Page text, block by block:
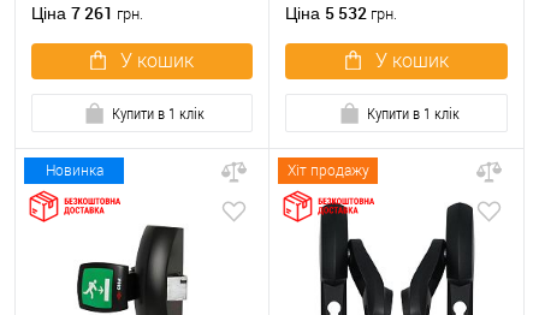
Ціна 7 261 грн.
У кошик
Купити в 1 клік
Ціна 5 532 грн.
У кошик
Купити в 1 клік
Новинка Хіт продажу